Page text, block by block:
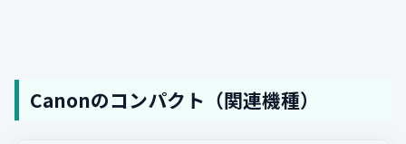
Canonのコンパクト（関連機種）